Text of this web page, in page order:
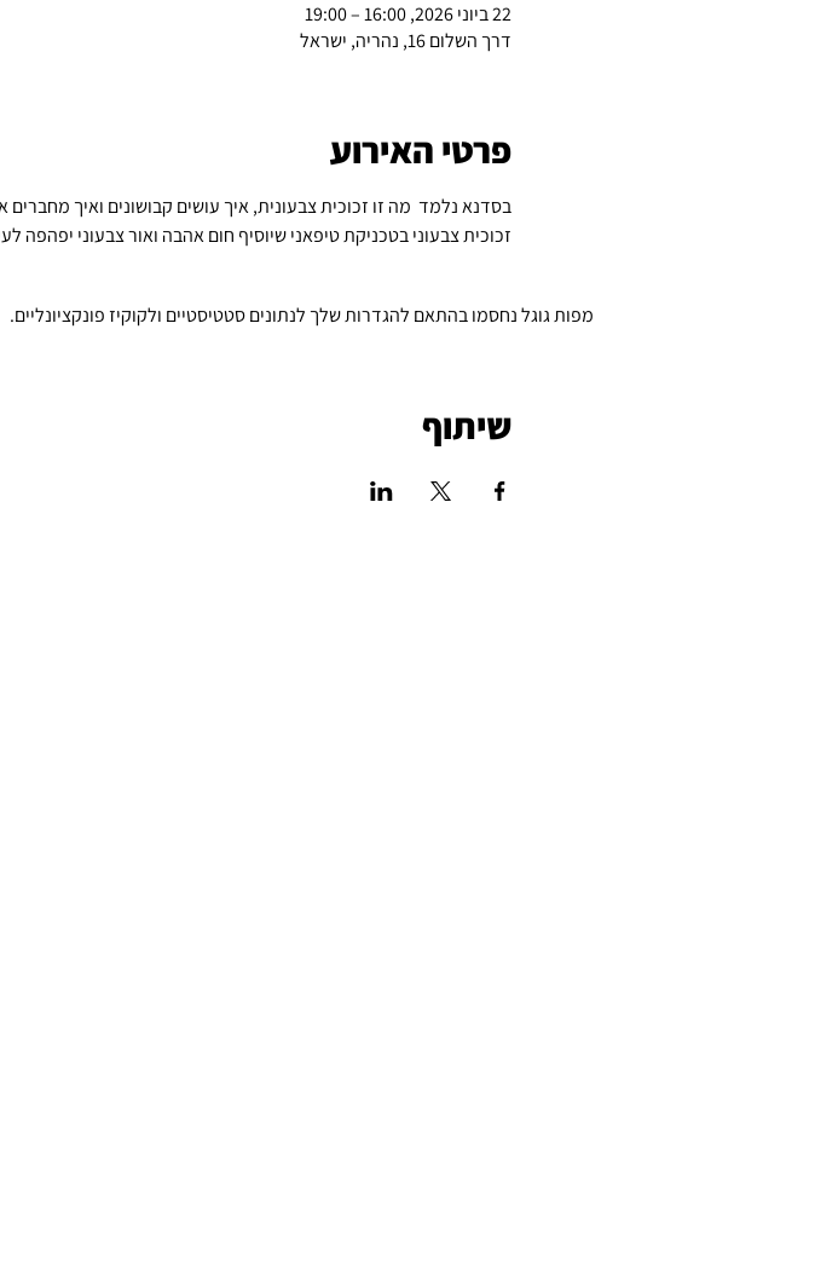
22 ביוני 2026, 16:00 – 19:00
דרך השלום 16, נהריה, ישראל
פרטי האירוע
בסדנא נלמד  מה זו זכוכית צבעונית, איך עושים קבושונים ואיך
זכוכית צבעוני בטכניקת טיפאני שיוסיף חום אהבה ואור צבעוני יפהפה
מפות גוגל נחסמו בהתאם להגדרות שלך לנתונים סטטיסטיים ולקוקיז פונקציונליים.
שיתוף